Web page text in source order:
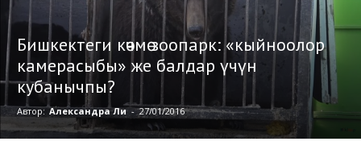
Бишкектеги көчмө зоопарк: «кыйноолор
камерасыбы» же балдар үчүн
кубанычпы?
Автор: Александра Ли - 27/01/2016